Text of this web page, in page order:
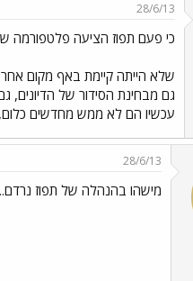
28/6/13
כי פעם תפוז הציעה פלטפורמה
שלא הייתה קיימת באף מקום
גם מבחינת הסידור של הדיונים,
עכשיו הם לא ממש מחדשים
28/6/13
מישהו בהנהלה של תפוז